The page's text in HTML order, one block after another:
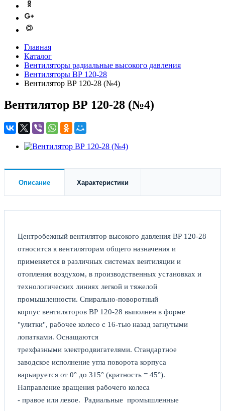
Главная
Каталог
Вентиляторы радиальные высокого давления
Вентиляторы ВР 120-28
Вентилятор ВР 120-28 (№4)
Вентилятор ВР 120-28 (№4)
Описание Характеристики
Центробежный вентилятор высокого давления ВР 120-28
относится к вентиляторам общего назначения и
применяется в различных системах вентиляции и
отопления воздухом, в производственных установках и
технологических линиях легкой и тяжелой
промышленности. Спирально-поворотный
корпус вентиляторов ВР 120-28 выполнен в форме
"улитки", рабочее колесо с 16-тью назад загнутыми
лопатками. Оснащаются
трехфазными электродвигателями. Стандартное
заводское исполнение угла поворота корпуса
варьируется от 0° до 315° (кратность = 45°).
Направление вращения рабочего колеса
- правое или левое. Радиальные промышленные